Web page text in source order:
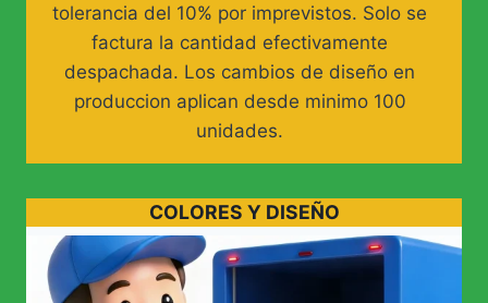
tolerancia del 10% por imprevistos. Solo se
factura la cantidad efectivamente
despachada. Los cambios de diseño en
produccion aplican desde minimo 100
unidades.
COLORES Y DISEÑO